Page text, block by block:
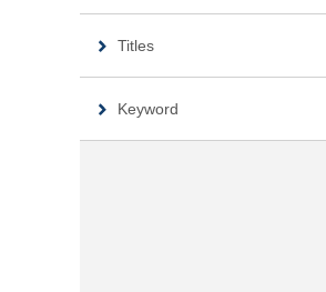
Titles
Keyword